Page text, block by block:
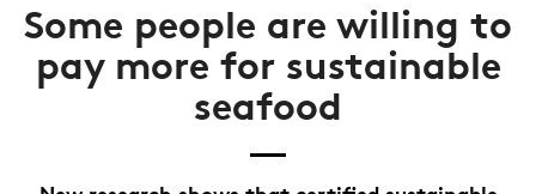
Some people are willing to
pay more for sustainable
seafood